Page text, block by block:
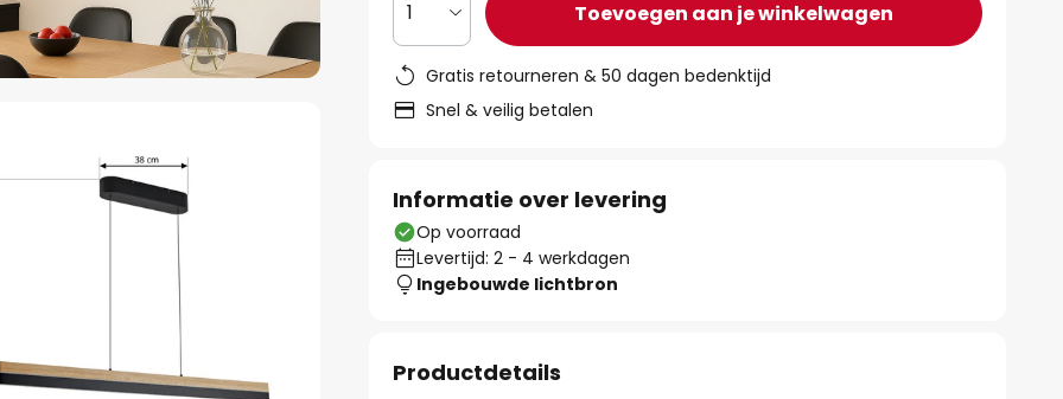
1 Toevoegen aan je winkelwagen
Gratis retourneren & 50 dagen bedenktijd
Snel & veilig betalen
Informatie over levering
Op voorraad
Levertijd: 2 - 4 werkdagen
Ingebouwde lichtbron
Productdetails